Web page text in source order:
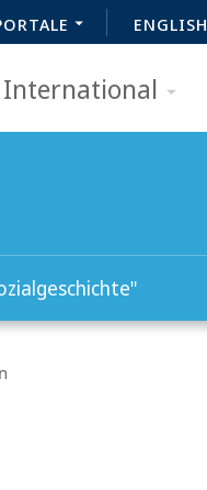
ENGLISH
International